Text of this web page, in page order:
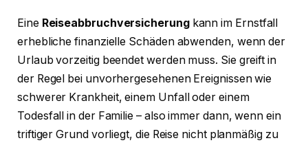
Eine Reiseabbruchversicherungkann im Ernstfall
erhebliche finanzielle Schäden abwenden, wenn der
Urlaub vorzeitig beendet werden muss. Sie greift in
der Regel bei unvorhergesehenen Ereignissen wie
schwerer Krankheit, einem Unfall oder einem
Todesfall in der Familie – also immer dann, wenn ein
triftiger Grund vorliegt, die Reise nicht planmäßig zu